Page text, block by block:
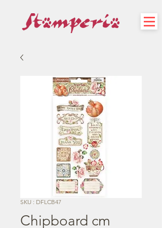
SKU : DFLCB47
Chipboard cm